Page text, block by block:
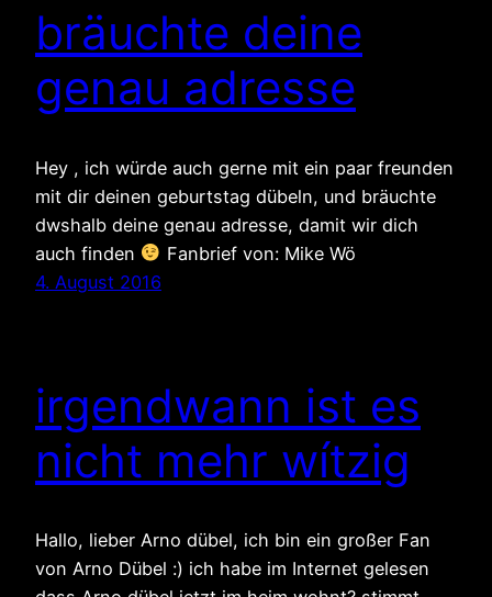
bräuchte deine
genau adresse
Hey , ich würde auch gerne mit ein paar freunden
mit dir deinen geburtstag dübeln, und bräuchte
dwshalb deine genau adresse, damit wir dich
auch finden
Fanbrief von: Mike Wö
4. August 2016
irgendwann ist es
nicht mehr wítzig
Hallo, lieber Arno dübel, ich bin ein großer Fan
von Arno Dübel :) ich habe im Internet gelesen